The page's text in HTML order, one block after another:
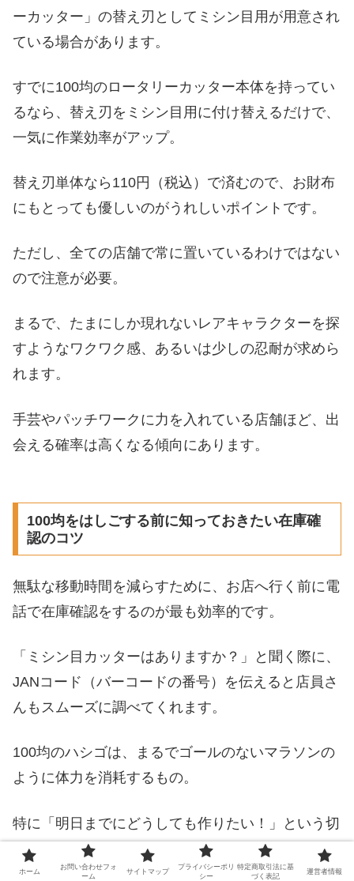
ーカッター」の替え刃としてミシン目用が用意され
ている場合があります。
すでに100均のロータリーカッター本体を持ってい
るなら、替え刃をミシン目用に付け替えるだけで、
一気に作業効率がアップ。
替え刃単体なら110円（税込）で済むので、お財布
にもとっても優しいのがうれしいポイントです。
ただし、全ての店舗で常に置いているわけではない
ので注意が必要。
まるで、たまにしか現れないレアキャラクターを探
すようなワクワク感、あるいは少しの忍耐が求めら
れます。
手芸やパッチワークに力を入れている店舗ほど、出
会える確率は高くなる傾向にあります。
100均をはしごする前に知っておきたい在庫確
認のコツ
無駄な移動時間を減らすために、お店へ行く前に電
話で在庫確認をするのが最も効率的です。
「ミシン目カッターはありますか？」と聞く際に、
JANコード（バーコードの番号）を伝えると店員さ
んもスムーズに調べてくれます。
100均のハシゴは、まるでゴールのないマラソンの
ように体力を消耗するもの。
特に「明日までにどうしても作りたい！」という切
羽詰まった状況なら、まずは近隣のセリアやキャン
ドゥへ連絡してみましょう。
ホーム
お問い合わせフォ
ーム
サイトマップ
プライバシーポリ
シー
特定商取引法に基
づく表記
運営者情報